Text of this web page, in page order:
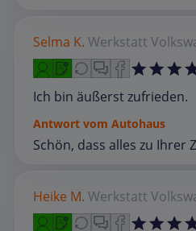
Selma K. Werkstatt
Ich bin äußerst zufrieden.
Antwort vom Autohaus
Schön, dass alles zu Ihrer
Heike M. Werkstatt